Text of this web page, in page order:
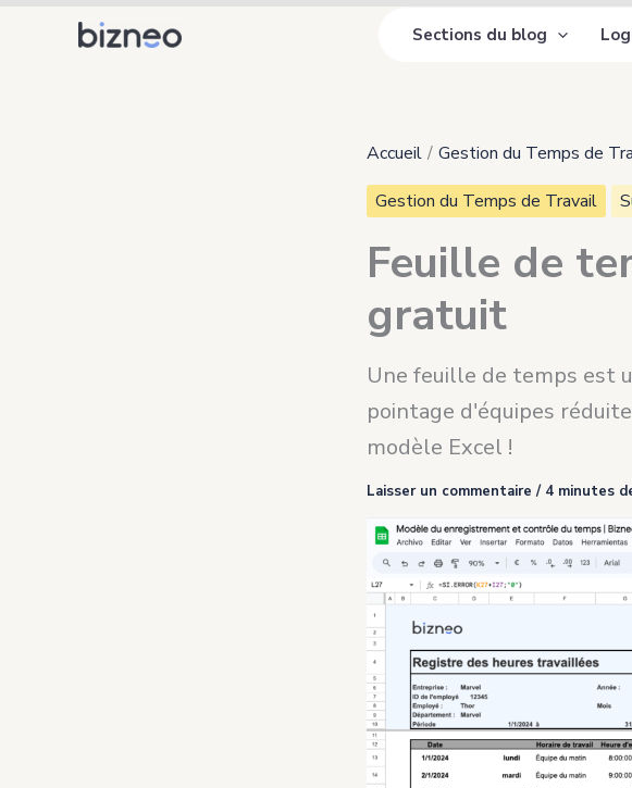
Sections du blog
Accueil Gestion du Temps de
Gestion du Temps de Travail
Feuille de
gratuit
Une feuille de temps est
pointage d'équipes
modèle Excel !
Laisser un commentaire / 4 minutes